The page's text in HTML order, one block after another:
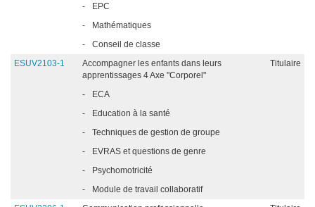
-
EPC
-
Mathématiques
-
Conseil de classe
ESUV2103-1
Accompagner les enfants dans leurs
apprentissages 4 Axe "Corporel"
Titulaire
-
ECA
-
Education à la santé
-
Techniques de gestion de groupe
-
EVRAS et questions de genre
-
Psychomotricité
-
Module de travail collaboratif